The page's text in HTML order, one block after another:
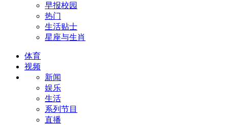
早报校园
热门
生活贴士
星座与生肖
体育
视频
新闻
娱乐
生活
系列节目
直播